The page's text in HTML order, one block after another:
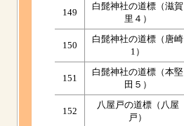
149
白髭神社の道標（滋賀
里４）
150
白髭神社の道標（唐崎
1）
151
白髭神社の道標（本堅
田５）
152
八屋戸の道標（八屋
戸）